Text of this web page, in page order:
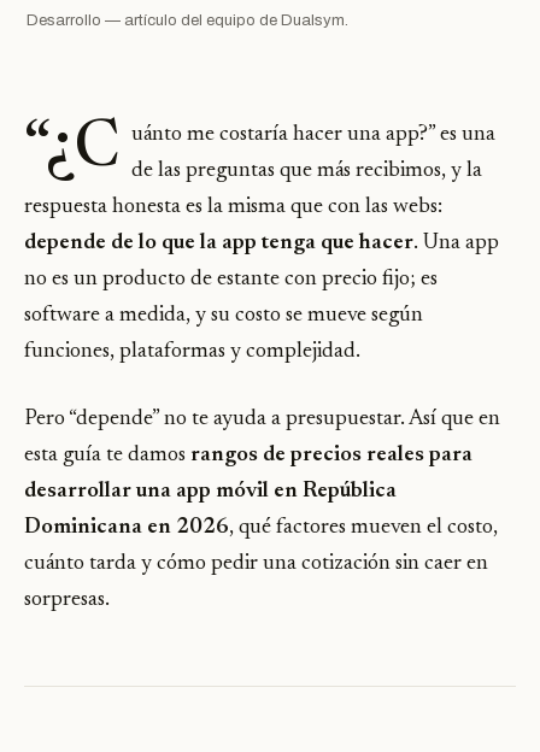
Desarrollo — artículo del equipo de Dualsym.
“¿C
uánto me costaría hacer una app?” es una
de las preguntas que más recibimos, y la
respuesta honesta es la misma que con las webs:
depende de lo que la app tenga que hacer. Una app
no es un producto de estante con precio fijo; es
software a medida, y su costo se mueve según
funciones, plataformas y complejidad.
Pero “depende” no te ayuda a presupuestar. Así que en
esta guía te damos rangos de precios reales para
desarrollar una app móvil en República
Dominicana en 2026, qué factores mueven el costo,
cuánto tarda y cómo pedir una cotización sin caer en
sorpresas.